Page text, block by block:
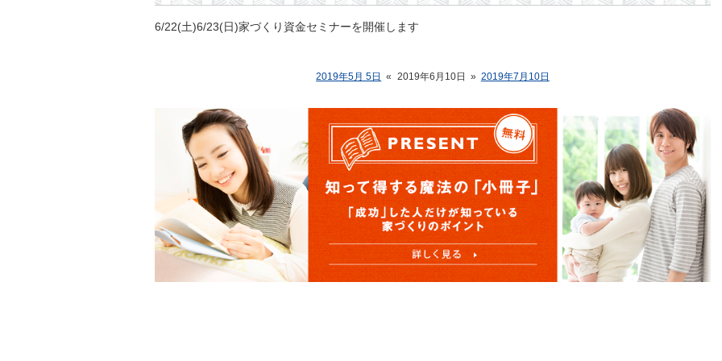
6/22(土)6/23(日)家づくり資金セミナーを開催します
2019年5月 5日 « 2019年6月10日 » 2019年7月10日